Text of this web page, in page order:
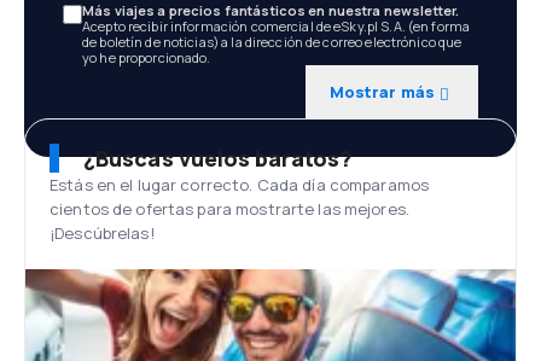
Más viajes a precios fantásticos en nuestra newsletter.
Acepto recibir información comercial de eSky.pl S.A. (en forma
de boletín de noticias) a la dirección de correo electrónico que
yo he proporcionado.
Mostrar más
¿Buscas vuelos baratos?
Estás en el lugar correcto. Cada día comparamos
cientos de ofertas para mostrarte las mejores.
¡Descúbrelas!